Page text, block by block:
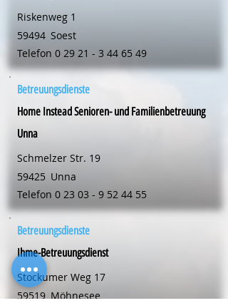
Riskenweg 1
59494 Soest
Telefon 0 29 21 - 3 44 65 49
Betreuungsdienste
Home Instead Senioren- und Familienbetreuung
Unna
Schmelzer Str. 19
59425 Unna
Telefon 0 23 03 - 9 52 44 55
Betreuungsdienste
Ihme-Betreuungsdienst
Stockumer Weg 17
59519 Möhnesee